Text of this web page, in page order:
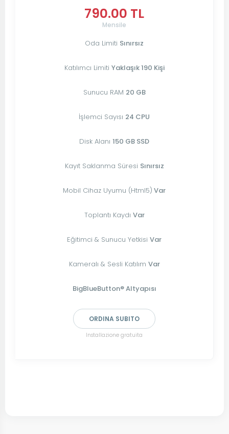
790.00 TL
Mensile
Oda Limiti Sınırsız
Katılımcı Limiti Yaklaşık 190 Kişi
Sunucu RAM 20 GB
İşlemci Sayısı 24 CPU
Disk Alanı 150 GB SSD
Kayıt Saklanma Süresi Sınırsız
Mobil Cihaz Uyumu (Html5) Var
Toplantı Kaydı Var
Eğitimci & Sunucu Yetkisi Var
Kameralı & Sesli Katılım Var
BigBlueButton® Altyapısı
ORDINA SUBITO
Installazione gratuita